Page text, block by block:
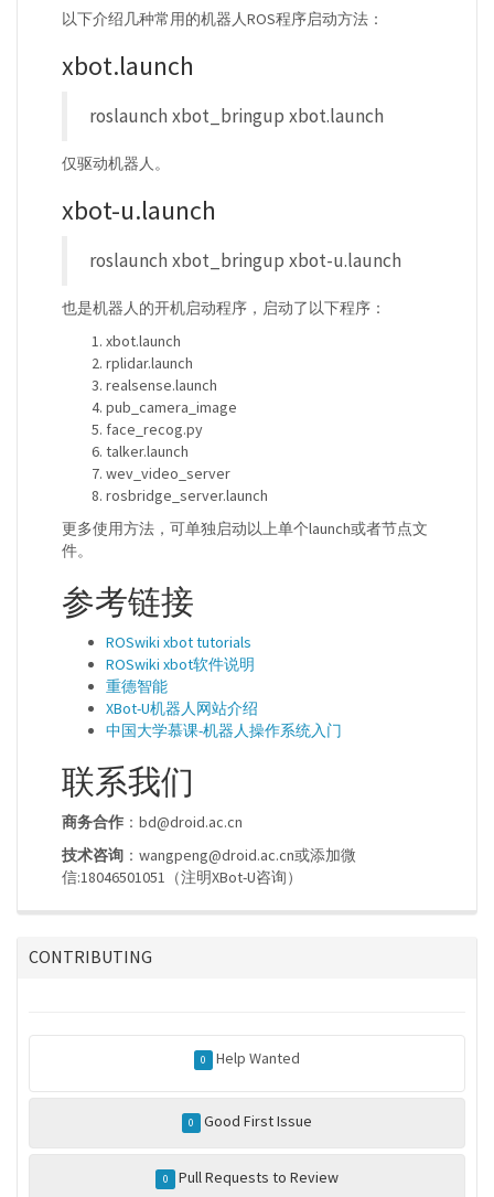
以下介绍几种常用的机器人ROS程序启动方法：
xbot.launch
roslaunch xbot_bringup xbot.launch
仅驱动机器人。
xbot-u.launch
roslaunch xbot_bringup xbot-u.launch
也是机器人的开机启动程序，启动了以下程序：
xbot.launch
rplidar.launch
realsense.launch
pub_camera_image
face_recog.py
talker.launch
wev_video_server
rosbridge_server.launch
更多使用方法，可单独启动以上单个launch或者节点文
件。
参考链接
ROSwiki xbot tutorials
ROSwiki xbot软件说明
重德智能
XBot-U机器人网站介绍
中国大学慕课-机器人操作系统入门
联系我们
商务合作 ：bd@droid.ac.cn
技术咨询 ：wangpeng@droid.ac.cn或添加微
信:18046501051（注明XBot-U咨询）
CONTRIBUTING
0 Help Wanted
0 Good First Issue
0 Pull Requests to Review